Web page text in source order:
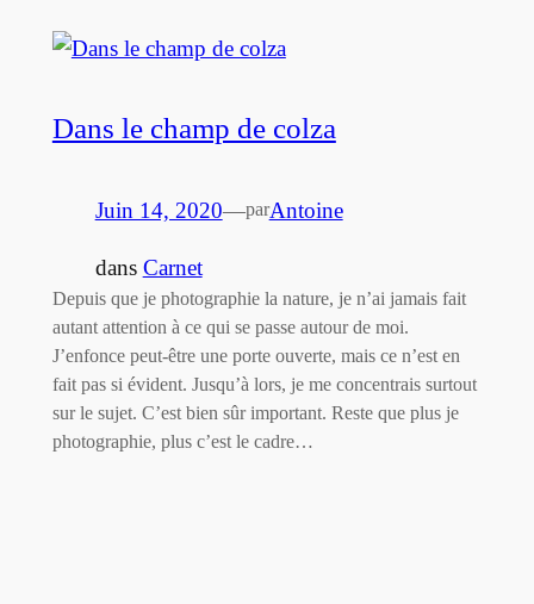
Dans le champ de colza
Juin 14, 2020—parAntoine
dans Carnet
Depuis que je photographie la nature, je n’ai jamais fait
autant attention à ce qui se passe autour de moi.
J’enfonce peut-être une porte ouverte, mais ce n’est en
fait pas si évident. Jusqu’à lors, je me concentrais surtout
sur le sujet. C’est bien sûr important. Reste que plus je
photographie, plus c’est le cadre…